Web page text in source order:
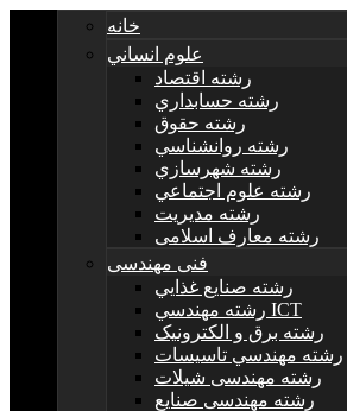
خانه
علوم انساني
رشته اقتصاد
رشته حسابداري
رشته حقوق
رشته روانشناسي
رشته شهرسازي
رشته علوم اجتماعي
رشته مديريت
رشته معارف اسلامی
فنی مهندسی
رشته صنايع غذايي
رشته مهندسي ICT
رشته برق و الکترونيک
رشته مهندسي تاسيسات
رشته مهندسی شیلات
رشته مهندسی صنایع